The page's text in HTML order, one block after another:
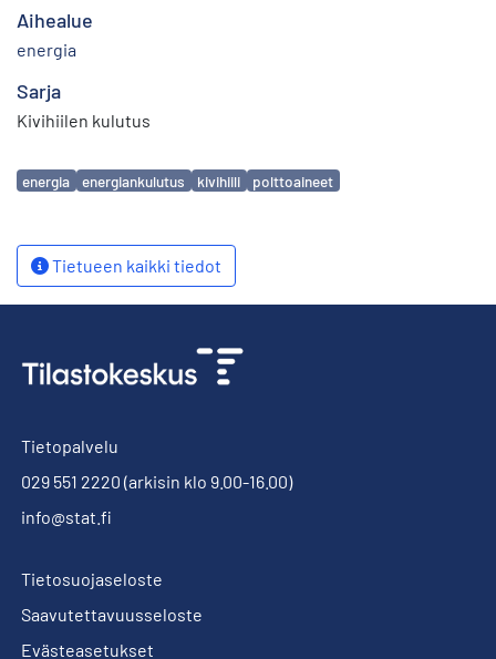
Aihealue
energia
Sarja
Kivihiilen kulutus
Avainsanat
energia energiankulutus kivihiili polttoaineet
Tietueen kaikki tiedot
Tietopalvelu
029 551 2220 (arkisin klo 9.00-16.00)
info@stat.fi
Tietosuojaseloste
Saavutettavuusseloste
Evästeasetukset